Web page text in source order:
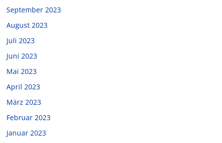
September 2023
August 2023
Juli 2023
Juni 2023
Mai 2023
April 2023
März 2023
Februar 2023
Januar 2023